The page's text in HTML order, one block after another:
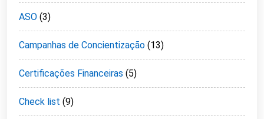
ASO (3)
Campanhas de Concientização (13)
Certificações Financeiras (5)
Check list (9)